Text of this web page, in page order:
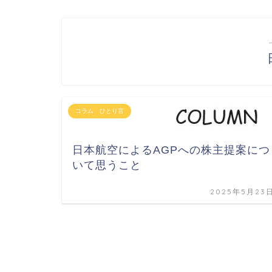
コラム ひとり言
日本航空によるAGPへの株主提案につ
いて思うこと
2025年5月23日